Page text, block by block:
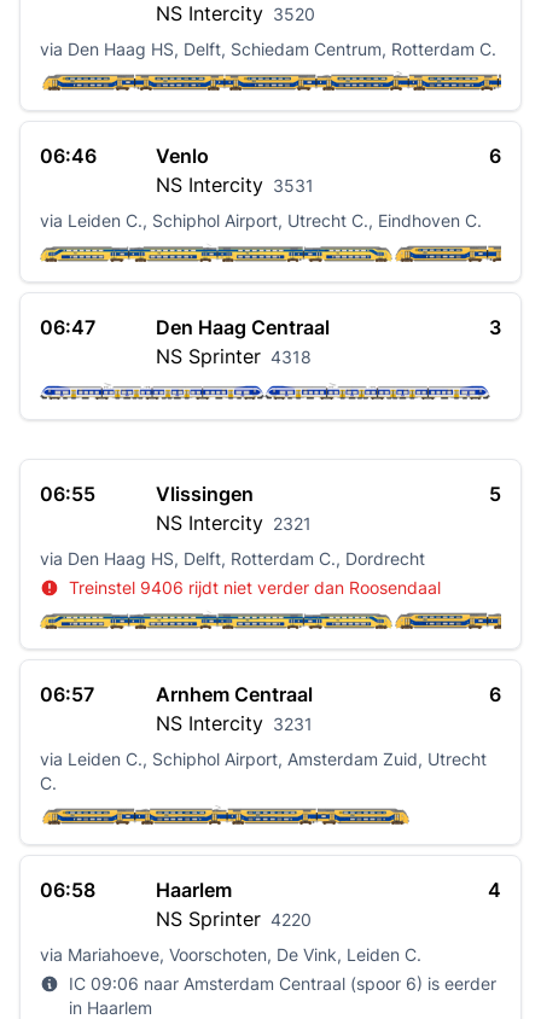
NS Intercity 3520
via Den Haag HS, Delft, Schiedam Centrum, Rotterdam C.
06:46
Venlo
NS Intercity 3531
6
via Leiden C., Schiphol Airport, Utrecht C., Eindhoven C.
06:47
Den Haag Centraal
NS Sprinter 4318
3
06:55
Vlissingen
NS Intercity 2321
5
via Den Haag HS, Delft, Rotterdam C., Dordrecht
Treinstel 9406 rijdt niet verder dan Roosendaal
06:57
Arnhem Centraal
NS Intercity 3231
6
via Leiden C., Schiphol Airport, Amsterdam Zuid, Utrecht
C.
06:58
Haarlem
NS Sprinter 4220
4
via Mariahoeve, Voorschoten, De Vink, Leiden C.
IC 09:06 naar Amsterdam Centraal (spoor 6) is eerder
in Haarlem